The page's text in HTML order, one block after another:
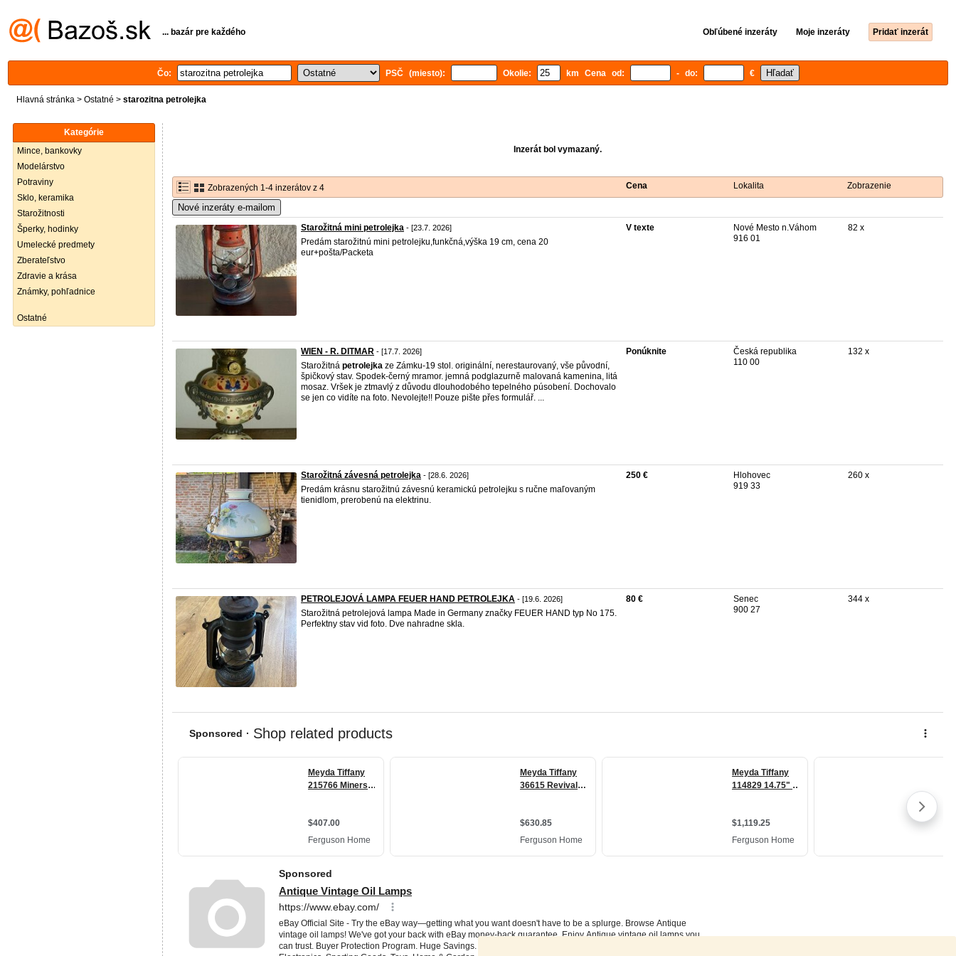
... bazár pre každého Obľúbené inzeráty Moje inzeráty Pridať inzerát
Čo: PSČ (miesto): Okolie: km Cena od: - do: €
Hlavná stránka > Ostatné > starozitna petrolejka
Kategórie
Mince, bankovky
Modelárstvo
Potraviny
Sklo, keramika
Starožitnosti
Šperky, hodinky
Umelecké predmety
Zberateľstvo
Zdravie a krása
Známky, pohľadnice
Ostatné
Inzerát bol vymazaný.
Zobrazených 1-4 inzerátov z 4 Cena Lokalita Zobrazenie
Nové inzeráty e-mailom
Starožitná mini petrolejka - [23.7. 2026]
Predám starožitnú mini petrolejku,funkčná,výška 19 cm, cena 20
eur+pošta/Packeta
V texte
Nové Mesto n.Váhom
916 01
82 x
WIEN - R. DITMAR - [17.7. 2026]
Starožitná petrolejka ze Zámku-19 stol. originální, nerestaurovaný, vše původní,
špičkový stav. Spodek-černý mramor. jemná podglazurně malovaná kamenina, litá
mosaz. Vršek je ztmavlý z důvodu dlouhodobého tepelného púsobení. Dochovalo
se jen co vidíte na foto. Nevolejte!! Pouze pište přes formulář. ...
Ponúknite
Česká republika
110 00
132 x
Starožitná závesná petrolejka - [28.6. 2026]
Predám krásnu starožitnú závesnú keramickú petrolejku s ručne maľovaným
tienidlom, prerobenú na elektrinu.
250 €
Hlohovec
919 33
260 x
PETROLEJOVÁ LAMPA FEUER HAND PETROLEJKA - [19.6. 2026]
Starožitná petrolejová lampa Made in Germany značky FEUER HAND typ No 175.
Perfektny stav vid foto. Dve nahradne skla.
80 €
Senec
900 27
344 x